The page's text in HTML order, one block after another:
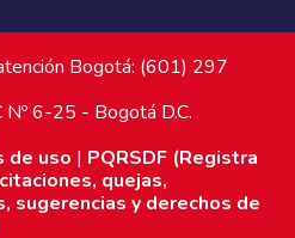
Bogotá: (601) 297
Nº 6-25 - Bogotá D.C.
de uso | PQRSDF (Registra
quejas,
sugerencias y derechos de